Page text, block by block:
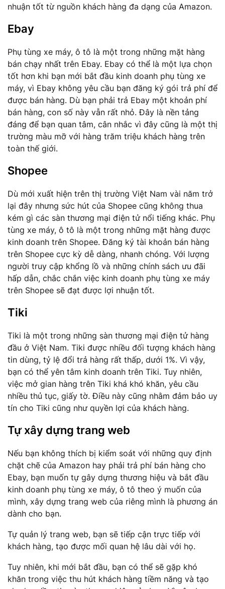
nhuận tốt từ nguồn khách hàng đa dạng của Amazon.
Ebay
Phụ tùng xe máy, ô tô là một trong những mặt hàng
bán chạy nhất trên Ebay. Ebay có thể là một lựa chọn
tốt hơn khi bạn mới bắt đầu kinh doanh phụ tùng xe
máy, vì Ebay không yêu cầu bạn đăng ký gói trả phí để
được bán hàng. Dù bạn phải trả Ebay một khoản phí
bán hàng, con số này vẫn rất nhỏ. Đây là nền tảng
đáng để bạn quan tâm, cân nhắc vì đây cũng là một thị
trường màu mỡ với hàng trăm triệu khách hàng trên
toàn thế giới.
Shopee
Dù mới xuất hiện trên thị trường Việt Nam vài năm trở
lại đây nhưng sức hút của Shopee cũng không thua
kém gì các sàn thương mại điện tử nổi tiếng khác. Phụ
tùng xe máy, ô tô là một trong những mặt hàng được
kinh doanh trên Shopee. Đăng ký tài khoản bán hàng
trên Shopee cực kỳ dễ dàng, nhanh chóng. Với lượng
người truy cập khổng lồ và những chính sách ưu đãi
hấp dẫn, chắc chắn việc kinh doanh phụ tùng xe máy
trên Shopee sẽ đạt được lợi nhuận tốt.
Tiki
Tiki là một trong những sàn thương mại điện tử hàng
đầu ở Việt Nam. Tiki được nhiều đối tượng khách hàng
tin dùng, tỷ lệ đổi trả hàng rất thấp, dưới 1%. Vì vậy,
bạn có thể yên tâm kinh doanh trên Tiki. Tuy nhiên,
việc mở gian hàng trên Tiki khá khó khăn, yêu cầu
nhiều thủ tục, giấy tờ. Điều này cũng nhằm đảm bảo uy
tín cho Tiki cũng như quyền lợi của khách hàng.
Tự xây dựng trang web
Nếu bạn không thích bị kiểm soát với những quy định
chặt chẽ của Amazon hay phải trả phí bán hàng cho
Ebay, bạn muốn tự gây dựng thương hiệu và bắt đầu
kinh doanh phụ tùng xe máy, ô tô theo ý muốn của
mình, xây dựng trang web của riêng mình là phương án
dành cho bạn.
Tự quản lý trang web, bạn sẽ tiếp cận trực tiếp với
khách hàng, tạo được mối quan hệ lâu dài với họ.
Tuy nhiên, khi mới bắt đầu, bạn có thể sẽ gặp khó
khăn trong việc thu hút khách hàng tiềm năng và tạo